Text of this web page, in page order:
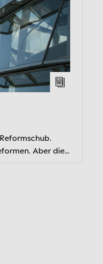
Aber die
Klingbeil